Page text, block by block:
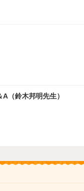
（鈴木邦明先生）